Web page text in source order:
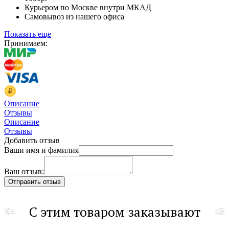
Курьером по Москве внутри МКАД
Самовывоз из нашего офиса
Показать еще
Принимаем:
Описание
Отзывы
Описание
Отзывы
Добавить отзыв
Ваши имя и фамилия
Ваш отзыв:
С этим товаром заказывают